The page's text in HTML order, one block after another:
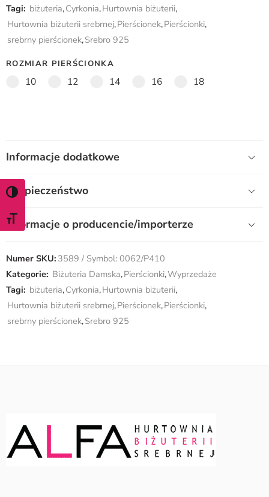
WŁĄCZ TRYB WYSOKIEGO KONTRASTU
ZMIEŃ ROZMIAR CZCIONKI
Tagi: biżuteria,Cyrkonia,Hurtownia biżuterii,
Hurtownia biżuterii srebrnej,Pierścionek,Pierścionki,
srebrny pierścionek,Srebro 925
ROZMIAR PIERŚCIONKA
10 12 14 16 18
Informacje dodatkowe
Bezpieczeństwo
Informacje o producencie/importerze
Numer SKU: 3589 / Symbol: 0062/P410
Kategorie: Biżuteria Damska,Pierścionki,Wyprzedaże
Tagi: biżuteria,Cyrkonia,Hurtownia biżuterii,
Hurtownia biżuterii srebrnej,Pierścionek,Pierścionki,
srebrny pierścionek,Srebro 925